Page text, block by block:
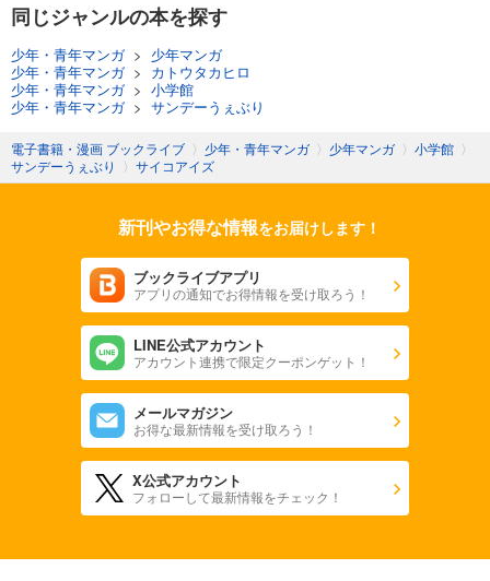
同じジャンルの本を探す
少年・青年マンガ> 少年マンガ
少年・青年マンガ> カトウタカヒロ
少年・青年マンガ> 小学館
少年・青年マンガ> サンデーうぇぶり
電子書籍・漫画 ブックライブ 〉 少年・青年マンガ 〉 少年マンガ 〉 小学館 〉
サンデーうぇぶり
〉 サイコアイズ
新刊やお得な情報をお届けします！
ブックライブアプリ
アプリの通知でお得情報を受け取ろう！
LINE公式アカウント
アカウント連携で限定クーポンゲット！
メールマガジン
お得な最新情報を受け取ろう！
X公式アカウント
フォローして最新情報をチェック！